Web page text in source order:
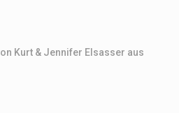
Kurt & Jennifer Elsasser aus